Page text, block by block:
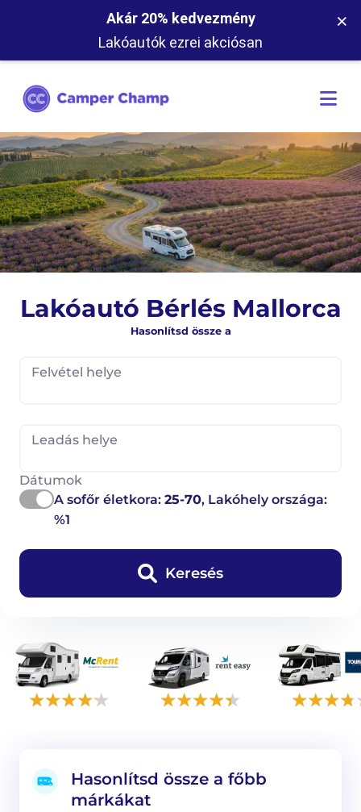
Akár 20% kedvezmény
Lakóautók ezrei akciósan
×
Lakóautó Bérlés Mallorca
Hasonlítsd össze a
Felvétel helye
Leadás helye
Dátumok
A sofőr életkora:25-70, Lakóhely országa:
%1
Keresés
Hasonlítsd össze a főbb
márkákat